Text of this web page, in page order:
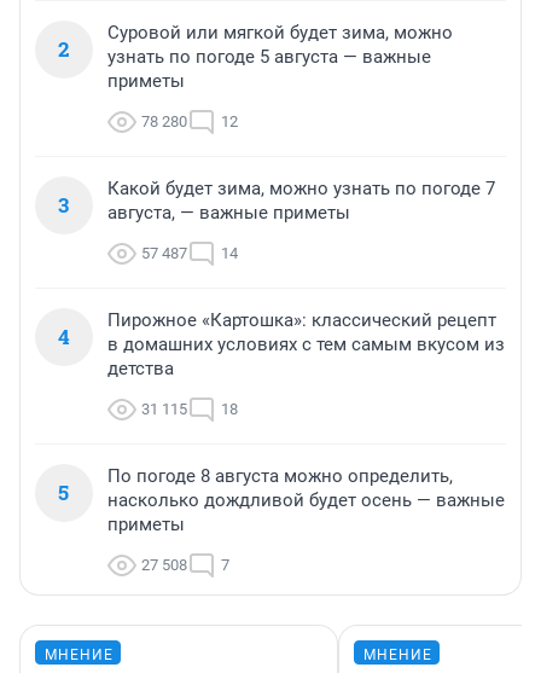
2
Суровой или мягкой будет зима, можно
узнать по погоде 5 августа — важные
приметы
78 280 12
3
Какой будет зима, можно узнать по погоде 7
августа, — важные приметы
57 487 14
4
Пирожное «Картошка»: классический рецепт
в домашних условиях с тем самым вкусом из
детства
31 115 18
5
По погоде 8 августа можно определить,
насколько дождливой будет осень — важные
приметы
27 508 7
МНЕНИЕ МНЕНИЕ